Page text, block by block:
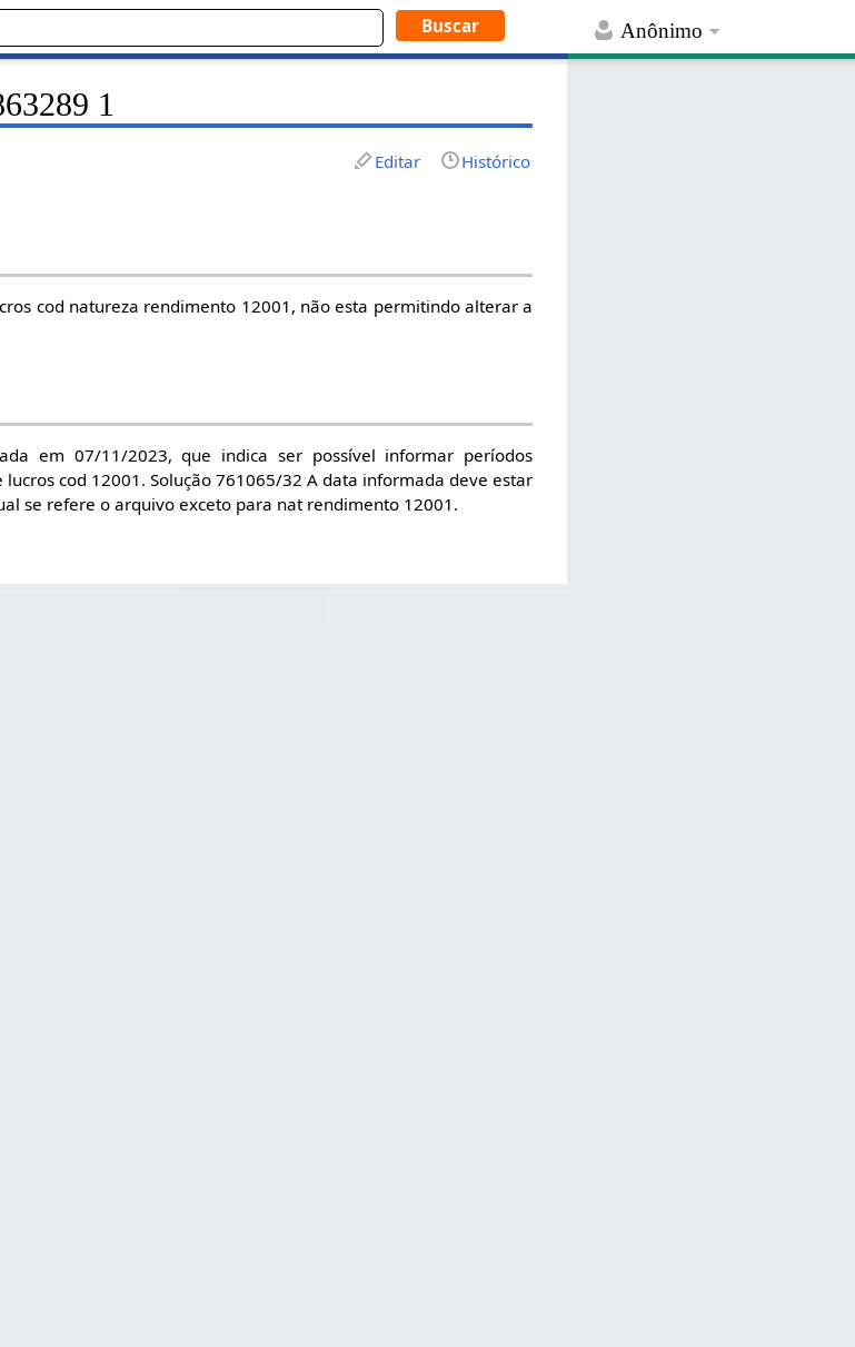
Anônimo
1
Editar Histórico
cod natureza rendimento 12001, não esta permitindo alterar a
em 07/11/2023, que indica ser possível informar períodos
cod 12001. Solução 761065/32 A data informada deve estar
se refere o arquivo exceto para nat rendimento 12001.